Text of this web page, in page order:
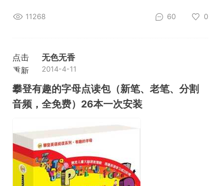
11268 60 0
点击
重新
加载
无色无香
2014-4-11
攀登有趣的字母点读包（新笔、老笔、分割
音频，全免费）26本一次安装